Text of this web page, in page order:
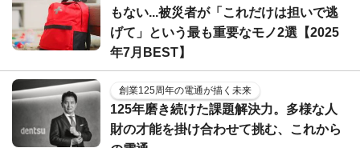
もない...被災者が「これだけは担いで逃
げて」という最も重要なモノ2選【2025
年7月BEST】
創業125周年の電通が描く未来
125年磨き続けた課題解決力。多様な人
財の才能を掛け合わせて挑む、これから